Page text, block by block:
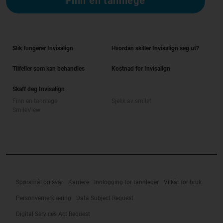
Slik fungerer Invisalign Hvordan skiller Invisalign seg ut?
Tilfeller som kan behandles Kostnad for Invisalign
Skaff deg Invisalign
Spørsmål og svar Karriere Innlogging for tannleger Vilkår for bruk
Personvernerklæring Data Subject Request
Digital Services Act Request